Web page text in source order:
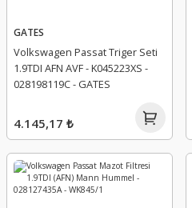
GATES
Volkswagen Passat Triger Seti
1.9TDI AFN AVF - K045223XS -
028198119C - GATES
4.145,17 ₺